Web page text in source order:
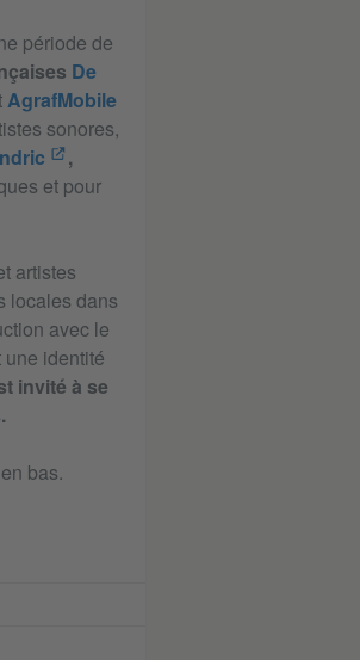
période de
De
AgrafMobile
sonores,
,
et pour
artistes
locales dans
avec le
identité
invité à se
bas.